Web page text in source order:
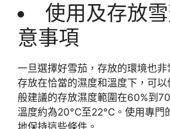
使用及存放
意事項
一旦選擇好雪茄，存放的環境也
存放在恰當的濕度和溫度下，可
般建議的存放濕度範圍在60%到
溫度約為20°C至22°C。使用專門